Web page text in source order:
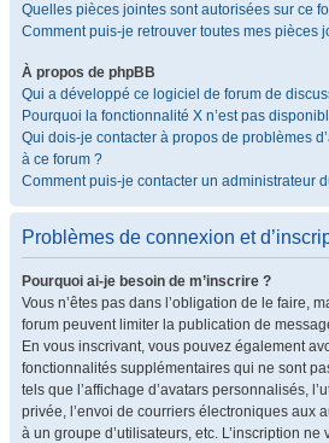
Quelles pièces jointes sont autorisées sur ce
Comment puis-je retrouver toutes mes pièces
À propos de phpBB
Qui a développé ce logiciel de forum de
Pourquoi la fonctionnalité X n’est pas
Qui dois-je contacter à propos de problèmes
à ce forum ?
Comment puis-je contacter un administrateur
Problèmes de connexion et
Pourquoi ai-je besoin de m’inscrire ?
Vous n’êtes pas dans l’obligation de le faire,
forum peuvent limiter la publication de
En vous inscrivant, vous pouvez également
fonctionnalités supplémentaires qui ne sont
tels que l’affichage d’avatars personnalisés,
privée, l’envoi de courriers électroniques aux
à un groupe d’utilisateurs, etc. L’inscription ne